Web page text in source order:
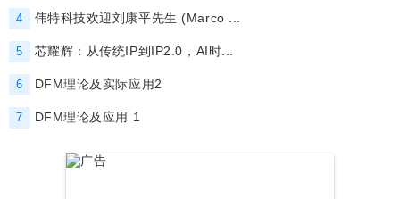
4 伟特科技欢迎刘康平先生 (Marco ...
5 芯耀辉：从传统IP到IP2.0，AI时...
6 DFM理论及实际应用2
7 DFM理论及应用 1